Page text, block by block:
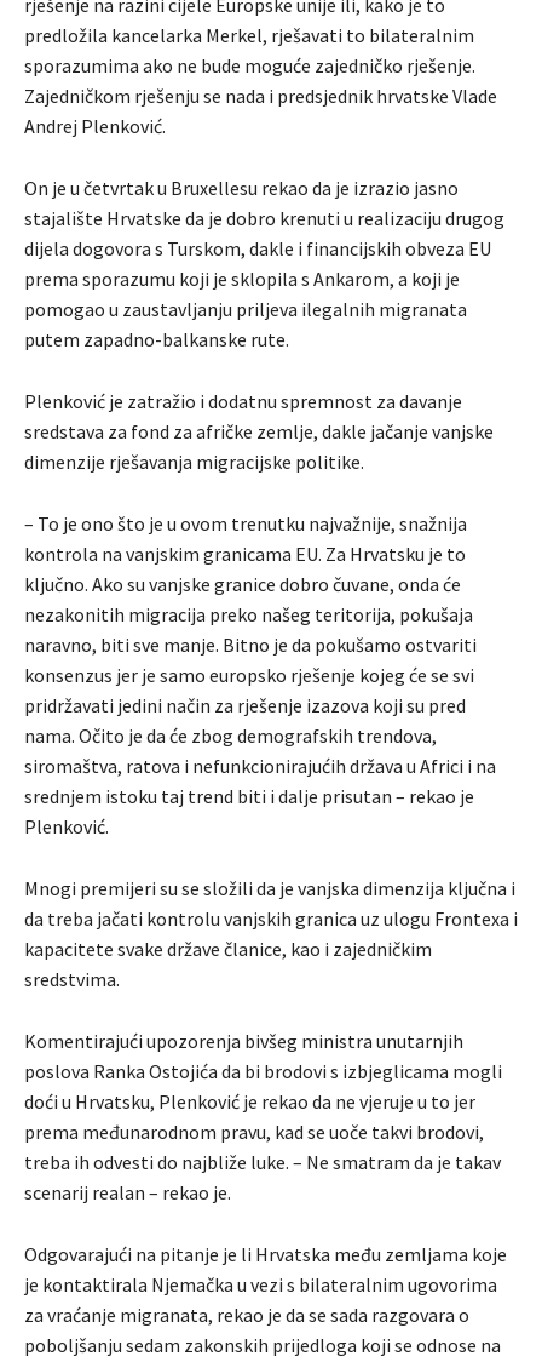
rješenje na razini cijele Europske unije ili, kako je to
predložila kancelarka Merkel, rješavati to bilateralnim
sporazumima ako ne bude moguće zajedničko rješenje.
Zajedničkom rješenju se nada i predsjednik hrvatske Vlade
Andrej Plenković.
On je u četvrtak u Bruxellesu rekao da je izrazio jasno
stajalište Hrvatske da je dobro krenuti u realizaciju drugog
dijela dogovora s Turskom, dakle i financijskih obveza EU
prema sporazumu koji je sklopila s Ankarom, a koji je
pomogao u zaustavljanju priljeva ilegalnih migranata
putem zapadno-balkanske rute.
Plenković je zatražio i dodatnu spremnost za davanje
sredstava za fond za afričke zemlje, dakle jačanje vanjske
dimenzije rješavanja migracijske politike.
– To je ono što je u ovom trenutku najvažnije, snažnija
kontrola na vanjskim granicama EU. Za Hrvatsku je to
ključno. Ako su vanjske granice dobro čuvane, onda će
nezakonitih migracija preko našeg teritorija, pokušaja
naravno, biti sve manje. Bitno je da pokušamo ostvariti
konsenzus jer je samo europsko rješenje kojeg će se svi
pridržavati jedini način za rješenje izazova koji su pred
nama. Očito je da će zbog demografskih trendova,
siromaštva, ratova i nefunkcionirajućih država u Africi i na
srednjem istoku taj trend biti i dalje prisutan – rekao je
Plenković.
Mnogi premijeri su se složili da je vanjska dimenzija ključna i
da treba jačati kontrolu vanjskih granica uz ulogu Frontexa i
kapacitete svake države članice, kao i zajedničkim
sredstvima.
Komentirajući upozorenja bivšeg ministra unutarnjih
poslova Ranka Ostojića da bi brodovi s izbjeglicama mogli
doći u Hrvatsku, Plenković je rekao da ne vjeruje u to jer
prema međunarodnom pravu, kad se uoče takvi brodovi,
treba ih odvesti do najbliže luke. – Ne smatram da je takav
scenarij realan – rekao je.
Odgovarajući na pitanje je li Hrvatska među zemljama koje
je kontaktirala Njemačka u vezi s bilateralnim ugovorima
za vraćanje migranata, rekao je da se sada razgovara o
poboljšanju sedam zakonskih prijedloga koji se odnose na